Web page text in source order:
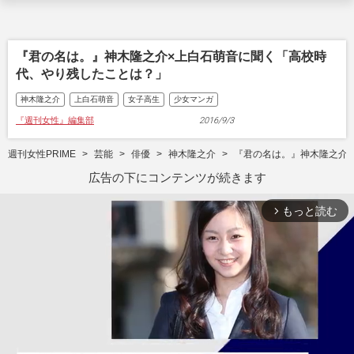
『君の名は。』神木隆之介×上白石萌音に聞く「高校時
代、やり残したことは？」
神木隆之介 上白石萌音 女子高生 少女マンガ
『週刊女性』編集部 2016/9/3
週刊女性PRIME 芸能 俳優 神木隆之介 『君の名は。』神木隆之
広告の下にコンテンツが続きます
arrow_forward_ios もっと読む